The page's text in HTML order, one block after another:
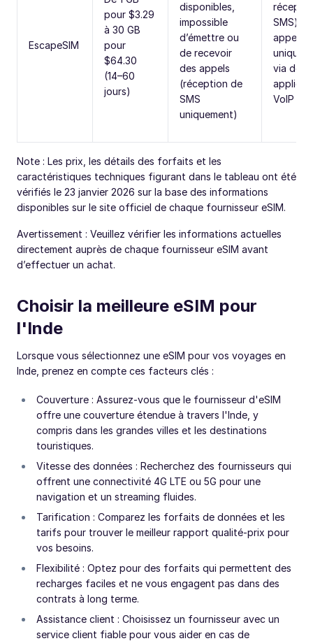
EscapeSIM
pour $3.29
à 30 GB
pour
$64.30
(14–60
jours)
disponibles,
impossible
d’émettre ou
de recevoir
des appels
(réception de
SMS
uniquement)
SMS) et
appels
via des
VoIP
Note : Les prix, les détails des forfaits et les
caractéristiques techniques figurant dans le tableau ont été
vérifiés le 23 janvier 2026 sur la base des informations
disponibles sur le site officiel de chaque fournisseur eSIM.
Avertissement : Veuillez vérifier les informations actuelles
directement auprès de chaque fournisseur eSIM avant
d’effectuer un achat.
Choisir la meilleure eSIM pour
l'Inde
Lorsque vous sélectionnez une eSIM pour vos voyages en
Inde, prenez en compte ces facteurs clés :
Couverture : Assurez-vous que le fournisseur d'eSIM
offre une couverture étendue à travers l'Inde, y
compris dans les grandes villes et les destinations
touristiques.
Vitesse des données : Recherchez des fournisseurs qui
offrent une connectivité 4G LTE ou 5G pour une
navigation et un streaming fluides.
Tarification : Comparez les forfaits de données et les
tarifs pour trouver le meilleur rapport qualité-prix pour
vos besoins.
Flexibilité : Optez pour des forfaits qui permettent des
recharges faciles et ne vous engagent pas dans des
contrats à long terme.
Assistance client : Choisissez un fournisseur avec un
service client fiable pour vous aider en cas de